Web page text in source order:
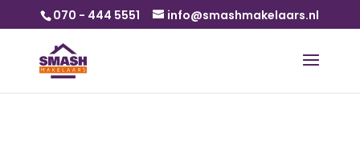
070 - 444 5551 info@smashmakelaars.nl